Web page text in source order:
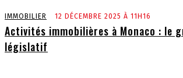
IMMOBILIER 12 DÉCEMBRE 2025 À 11H16
Activités immobilières à Monaco : le
législatif